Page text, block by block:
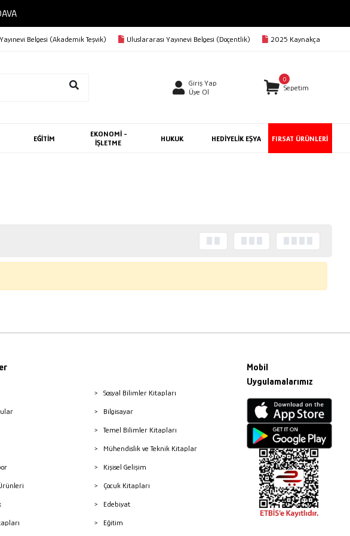
Belgesi (Akademik Teşvik) Uluslararası Yayınevi Belgesi (Doçentlik) 2025 Kaynakça
Giriş Yap
Üye Ol
0
Sepetim
EĞİTİM
EKONOMİ -
İŞLETME
HUKUK HEDİYELİK EŞYA FIRSAT ÜRÜNLERİ
Sosyal Bilimler Kitapları
Bilgisayar
Temel Bilimler Kitapları
Mühendislik ve Teknik Kitaplar
Kişisel Gelişim
Çocuk Kitapları
Edebiyat
Eğitim
Mobil
Uygulamalarımız